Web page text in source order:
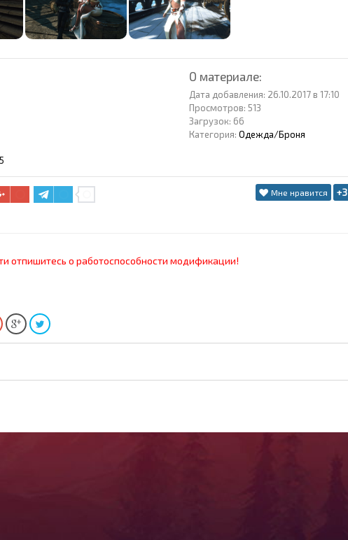
О материале:
Дата добавления: 26.10.2017 в 17:10
Просмотров: 513
Загрузок: 66
Категория: Одежда/Броня
Мне нравится +3
отпишитесь о работоспособности модификации!